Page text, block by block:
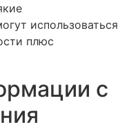
использоваться
плюс
с